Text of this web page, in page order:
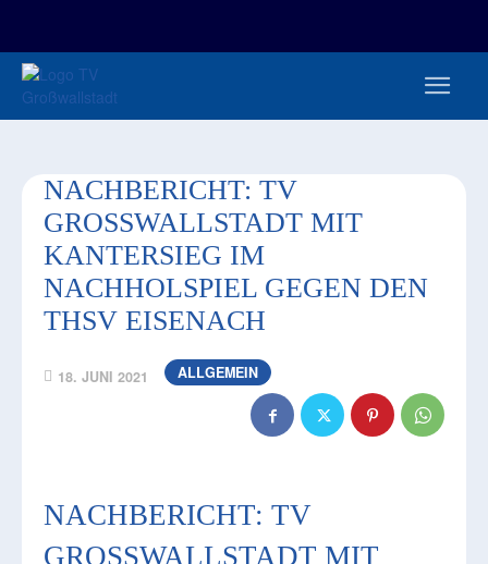
NACHBERICHT: TV
GROSSWALLSTADT MIT K
ANTERSIEG IM N
ACHHOLSPIEL GEGEN DEN T
HSV EISENACH
18. JUNI 2021 ALLGEMEIN
NACHBERICHT: TV
GROSSWALLSTADT MIT K